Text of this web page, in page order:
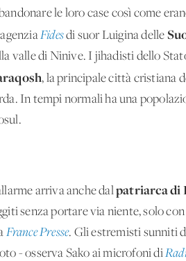
le loro case così come
Fidesdi suor Luigina delle
valle di Ninive. I jihadisti dello
, la principale città cristiana
In tempi normali ha una
arriva anche dalpatriarca di
senza portare via niente, solo
France Presse. Gli estremisti sunniti
- osserva Sako ai microfoni di